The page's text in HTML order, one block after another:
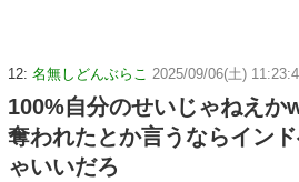
12: 名無しどんぶらこ 2025/09/06(土)
100%自分のせいじゃねえか
奪われたとか言うならイン
ゃいいだろ